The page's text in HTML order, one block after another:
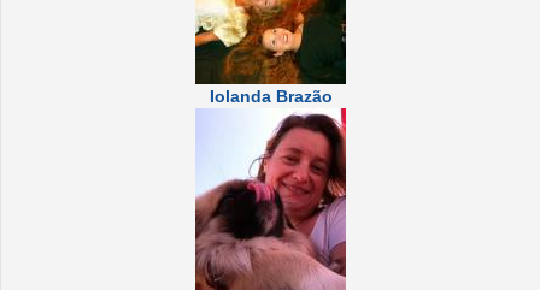
Iolanda Brazão